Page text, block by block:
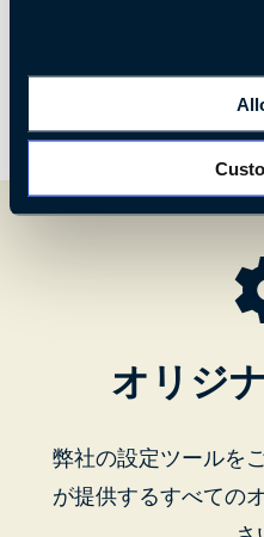
オリジ
弊社の設定ツールを
が提供するすべての